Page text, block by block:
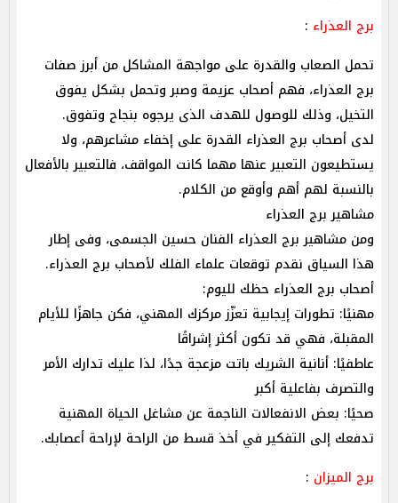
برج العذراء :
تحمل الصعاب والقدرة على مواجهة المشاكل من أبرز صفات
برج العذراء، فهم أصحاب عزيمة وصبر وتحمل بشكل يفوق
التخيل، وذلك للوصول للهدف الذى يرجوه بنجاح وتفوق.
لدى أصحاب برج العذراء القدرة على إخفاء مشاعرهم، ولا
يستطيعون التعبير عنها مهما كانت المواقف، فالتعبير بالأفعال
بالنسبة لهم أهم وأوقع من الكلام.
مشاهير برج العذراء
ومن مشاهير برج العذراء الفنان حسين الجسمى، وفى إطار
هذا السياق نقدم توقعات علماء الفلك لأصحاب برج العذراء.‎
أصحاب برج العذراء حظك لليوم:
مهنيًا: تطورات إيجابية تعزّز مركزك المهني، فكن جاهزًا للأيام
المقبلة، فهي قد تكون أكثر إشراقًا
عاطفيًا: أنانية الشريك باتت مزعجة جدًا، لذا عليك تدارك الأمر
والتصرف بفاعلية أكبر
صحيًا: بعض الانفعالات الناجمة عن مشاغل الحياة المهنية
تدفعك إلى التفكير في أخذ قسط من الراحة لإراحة أعصابك.
برج الميزان :